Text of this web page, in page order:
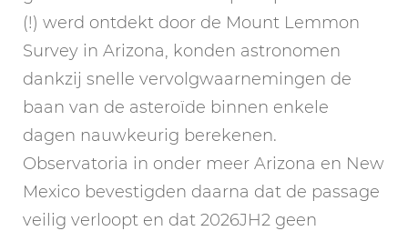
(!) werd ontdekt door de Mount Lemmon
Survey in Arizona, konden astronomen
dankzij snelle vervolgwaarnemingen de
baan van de asteroïde binnen enkele
dagen nauwkeurig berekenen.
Observatoria in onder meer Arizona en New
Mexico bevestigden daarna dat de passage
veilig verloopt en dat 2026JH2 geen